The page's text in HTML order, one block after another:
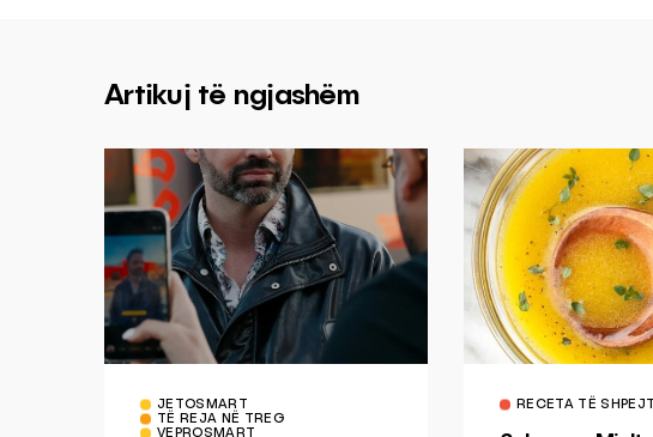
Artikuj të ngjashëm
JETOSMART
TË REJA NË TREG
RECETA TË